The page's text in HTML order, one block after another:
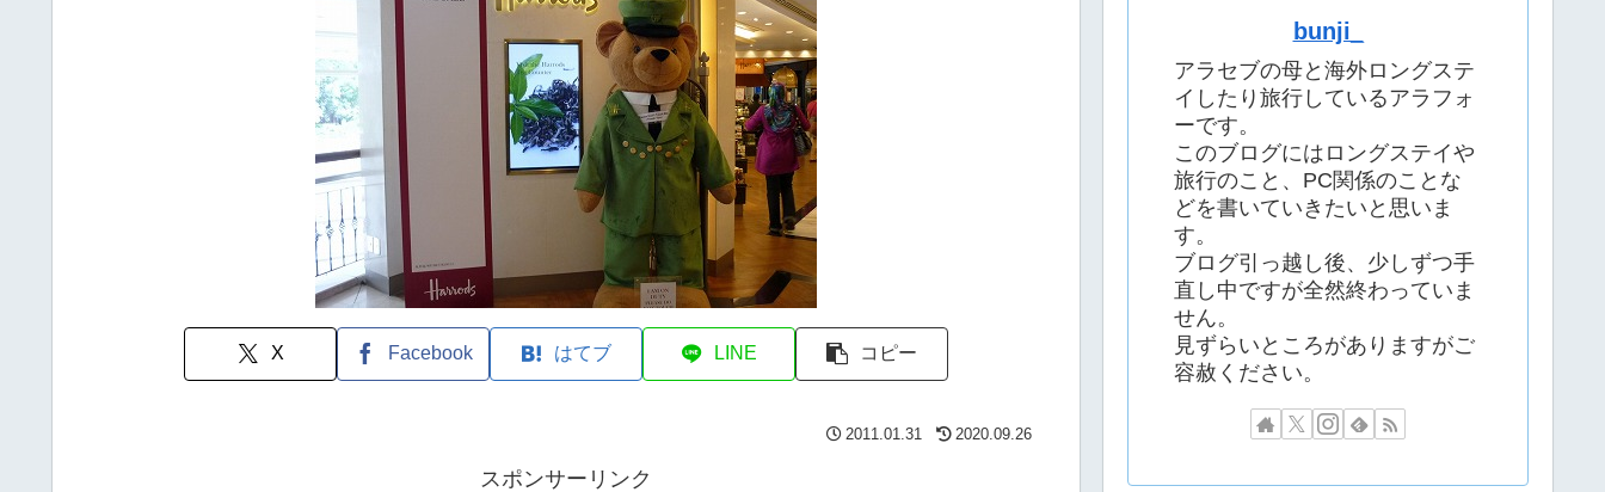
X Facebook はてブ LINE コピー
2011.01.31 2020.09.26
スポンサーリンク
bunji_
アラセブの母と海外ロングステ
イしたり旅行しているアラフォ
ーです。
このブログにはロングステイや
旅行のこと、PC関係のことな
どを書いていきたいと思いま
す。
ブログ引っ越し後、少しずつ手
直し中ですが全然終わっていま
せん。
見ずらいところがありますがご
容赦ください。